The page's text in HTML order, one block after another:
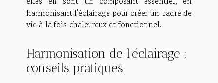
harmonisant l'éclairage pour créer un cadre de
vie à la fois chaleureux et fonctionnel.
Harmonisation de l'éclairage :
conseils pratiques